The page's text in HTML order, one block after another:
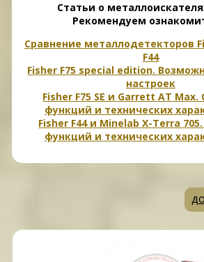
Статьи о
Рекомендуем
Сравнение металлодетекторов
F44
Fisher F75 special edition.
настроек
Fisher F75 SE и Garrett AT
функций и технических
Fisher F44 и Minelab X-Terra
функций и технических